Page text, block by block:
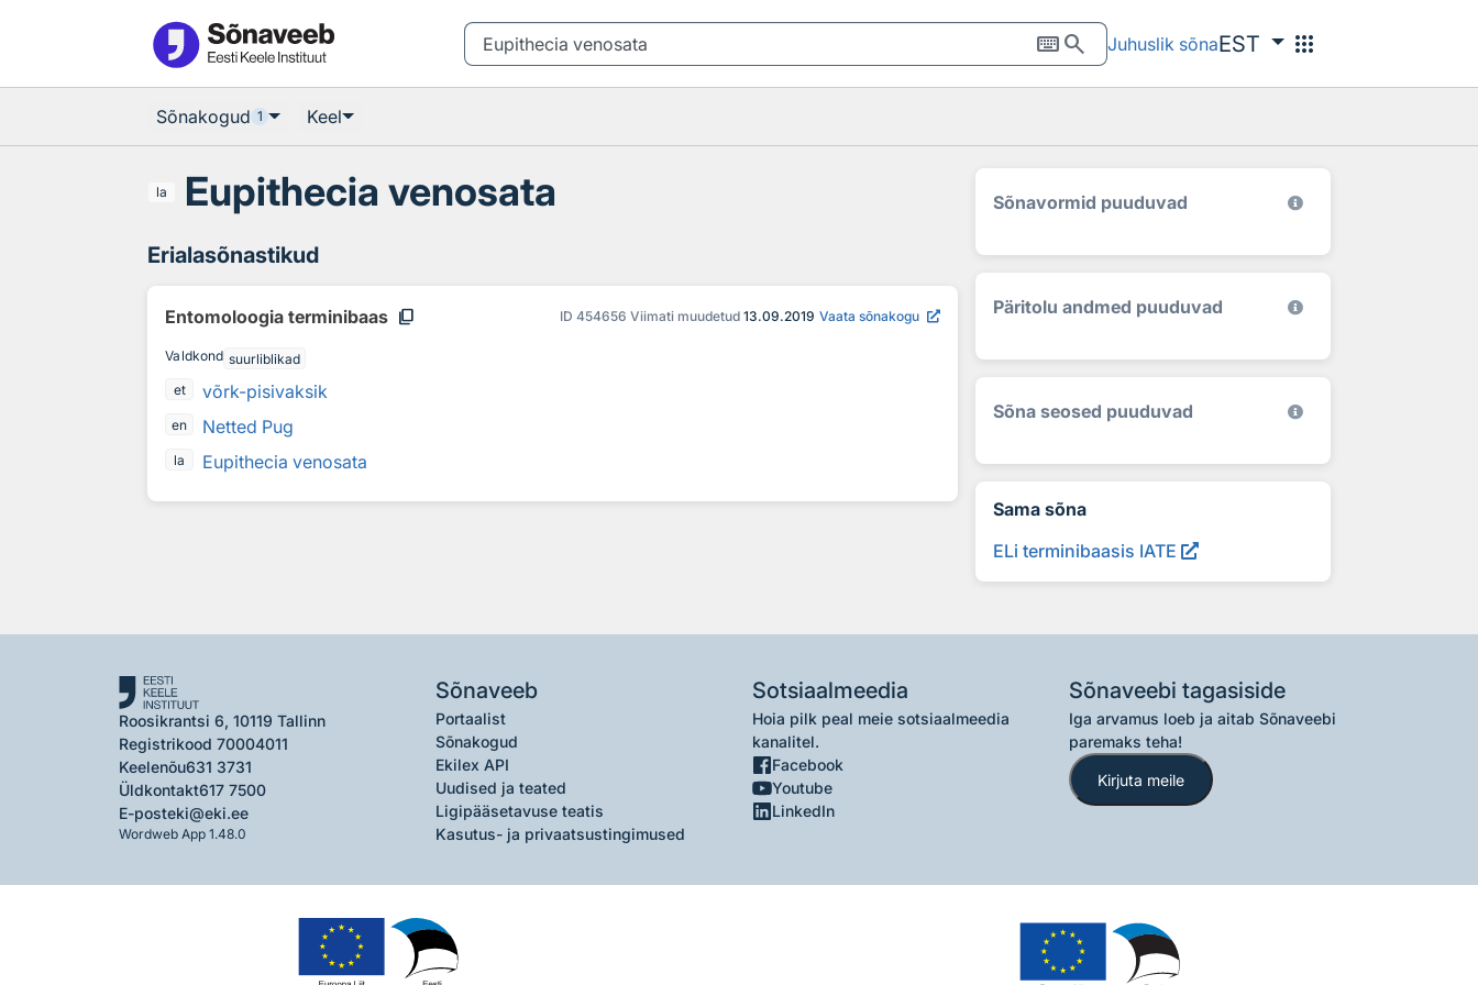
keyboardsearch Juhuslik sõnaEST apps
Sõnakogud 1 Keel
la Eupithecia venosata
Erialasõnastikud
Entomoloogia terminibaas content_copy ID 454656 Viimati muudetud 13.09.2019 Vaata sõnakogu
Valdkond suurliblikad
et
võrk-pisivaksik
en Netted Pug
la Eupithecia venosata
Sõnavormid puuduvad
Päritolu andmed puuduvad
Sõna seosed puuduvad
Sama sõna
ELi terminibaasis IATE
Roosikrantsi 6, 10119 Tallinn
Registrikood 70004011
Keelenõu631 3731
Üldkontakt617 7500
E-posteki@eki.ee
Wordweb App 1.48.0
Sõnaveeb
Portaalist
Sõnakogud
Ekilex API
Uudised ja teated
Ligipääsetavuse teatis
Kasutus- ja privaatsustingimused
Sotsiaalmeedia
Hoia pilk peal meie sotsiaalmeedia
kanalitel.
Facebook
Youtube
LinkedIn
Sõnaveebi tagasiside
Iga arvamus loeb ja aitab Sõnaveebi
paremaks teha!
Kirjuta meile